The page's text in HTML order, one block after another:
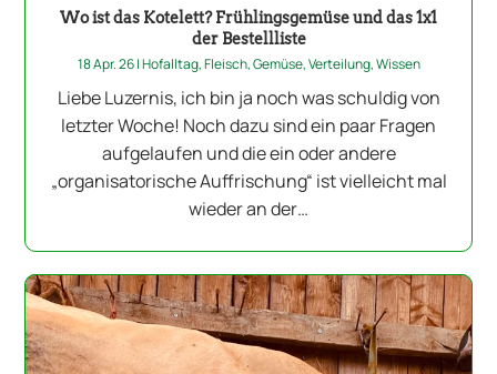
Wo ist das Kotelett? Frühlingsgemüse und das 1x1
der Bestellliste
18 Apr. 26|Hofalltag,Fleisch,Gemüse,Verteilung,Wissen
Liebe Luzernis, ich bin ja noch was schuldig von
letzter Woche! Noch dazu sind ein paar Fragen
aufgelaufen und die ein oder andere
„organisatorische Auffrischung“ ist vielleicht mal
wieder an der…